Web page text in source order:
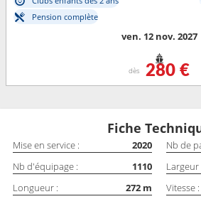
Pension complète
ven. 12 nov. 2027
dès 280 €
Fiche
Mise en service : 2020 Nb de
Nb d'équipage :
1110 Largeur
Longueur :
272 m Vitesse :